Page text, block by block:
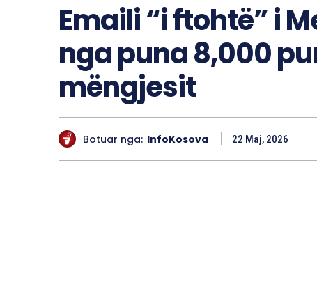
Emaili “i ftohtë” i
nga puna 8,000
mëngjesit
Botuar nga: InfoKosova 22 Maj, 2026